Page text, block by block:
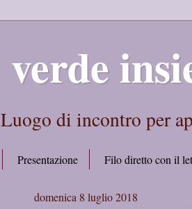
verde
Luogo di incontro per
Presentazione Filo diretto con il
domenica 8 luglio 2018